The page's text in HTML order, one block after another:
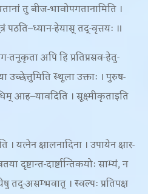
तु बीज-भावोपगतानामिति ।
पठति–ध्यान-हेयास् तद्-वृत्तयः ॥
तनूकृता अपि हि प्रतिप्रसव-हेतु-
स्थूला उक्ताः । पुरुष-
आह–यावदिति । सूक्ष्मीकृताइति
। यत्नेन क्षालनादिना । उपायेन क्षार-
दृष्टान्त-दार्ष्टान्तिकयोः साम्यं, न
तद्-असम्भवात् । स्वल्पः प्रतिपक्ष